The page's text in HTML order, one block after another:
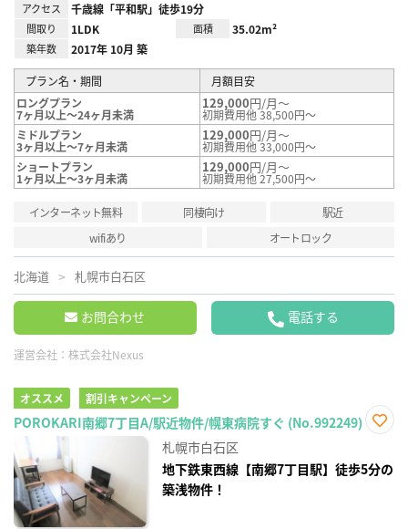
アクセス 千歳線「平和駅」徒歩19分
間取り 1LDK 面積 35.02m²
築年数 2017年 10月 築
プラン名・期間
月額目安
ロングプラン
7ヶ月以上～24ヶ月未満
129,000円/月～
初期費用他 38,500円～
ミドルプラン
3ヶ月以上～7ヶ月未満
129,000円/月～
初期費用他 33,000円～
ショートプラン
1ヶ月以上～3ヶ月未満
129,000円/月～
初期費用他 27,500円～
インターネット無料 同棲向け
駅近
wifiあり
オートロック
北海道 札幌市白石区
お問合わせ 電話する
運営会社： 株式会社Nexus
オススメ 割引キャンペーン
POROKARI南郷7丁目A/駅近物件/幌東病院すぐ (No.992249)
り登
録
札幌市白石区
地下鉄東西線【南郷7丁目駅】徒歩5分の
築浅物件！